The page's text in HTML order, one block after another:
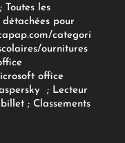
Toutes les
détachées pour
categori
ournitures
office
; Lecteur
billet; Classements